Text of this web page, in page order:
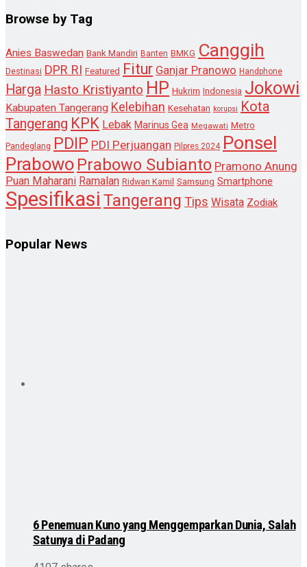
Browse by Tag
Anies Baswedan Bank Mandiri Banten BMKG Canggih
Destinasi DPR RI Featured Fitur Ganjar Pranowo Handphone
Harga Hasto Kristiyanto HP Hukrim Indonesia Jokowi
Kabupaten Tangerang Kelebihan Kesehatan korupsi Kota
Tangerang KPK Lebak Marinus Gea Megawati Metro
Pandeglang PDIP PDI Perjuangan Pilpres 2024 Ponsel
Prabowo Prabowo Subianto Pramono Anung
Puan Maharani Ramalan Ridwan Kamil Samsung Smartphone
Spesifikasi Tangerang Tips Wisata Zodiak
Popular News
6 Penemuan Kuno yang Menggemparkan Dunia, Salah
Satunya di Padang